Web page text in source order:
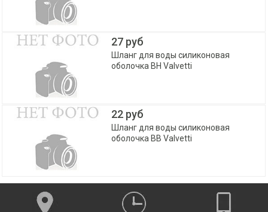
27 руб
Шланг для воды силиконовая
оболочка ВН Valvetti
22 руб
Шланг для воды силиконовая
оболочка ВВ Valvetti